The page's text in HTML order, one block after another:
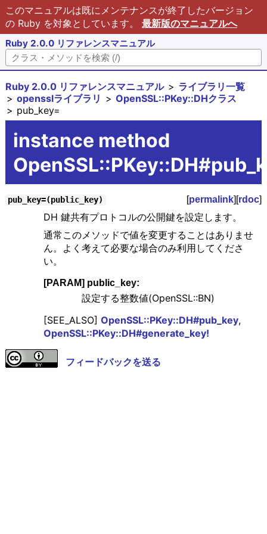
このマニュアルは既にメンテナンスが終了したバージョン
の Ruby を対象としています。 最新版のマニュアルへ
Ruby 2.0.0 リファレンスマニュアル
Ruby 2.0.0 リファレンスマニュアル
ライブラリ一覧
opensslライブラリ
OpenSSL::PKey::DHクラス
pub_key=
instance method
pub_key=(public_key) [permalink][rdoc]
DH 鍵共有プロトコルの公開鍵を設定します。
通常このメソッドで値を変更することはありませ
ん。よく考えて必要な場合のみ利用してくださ
い。
[PARAM] public_key:
設定する整数値(OpenSSL::BN)
[SEE_ALSO] OpenSSL::PKey::DH#pub_key,
OpenSSL::PKey::DH#generate_key!
フィードバックを送る